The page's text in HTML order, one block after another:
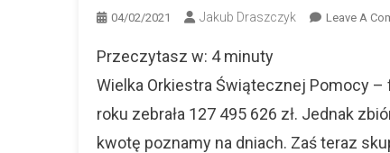
04/02/2021 Jakub Draszczyk Leave A
Przeczytasz w: 4 minuty
Wielka Orkiestra Świątecznej Pomocy
roku zebrała 127 495 626 zł. Jednak
kwotę poznamy na dniach. Zaś teraz